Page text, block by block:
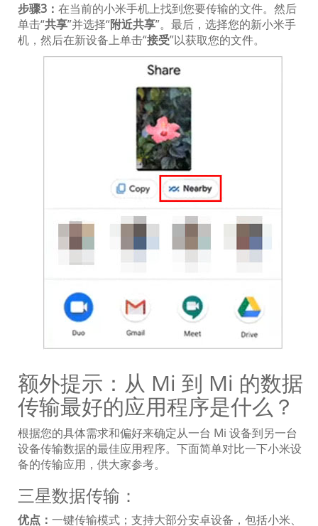
步骤3： 在当前的小米手机上找到您要传输的文件。然后
单击“共享”并选择“附近共享”。最后，选择您的新小米手
机，然后在新设备上单击“接受”以获取您的文件。
额外提示：从 Mi 到 Mi 的数据
传输最好的应用程序是什么？
根据您的具体需求和偏好来确定从一台 Mi 设备到另一台
设备传输数据的最佳应用程序。下面简单对比一下小米设
备的传输应用，供大家参考。
三星数据传输：
优点： 一键传输模式；支持大部分安卓设备，包括小米、